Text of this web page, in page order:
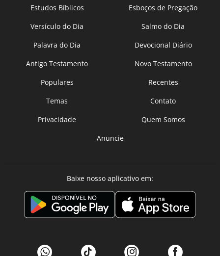
Estudos Bíblicos
Esboços de Pregação
Versículo do Dia
Salmo do Dia
Palavra do Dia
Devocional Diário
Antigo Testamento
Novo Testamento
Populares
Recentes
Temas
Contato
Privacidade
Quem Somos
Anuncie
Baixe nosso aplicativo em: